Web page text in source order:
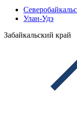
Улан-Удэ
Забайкальский край